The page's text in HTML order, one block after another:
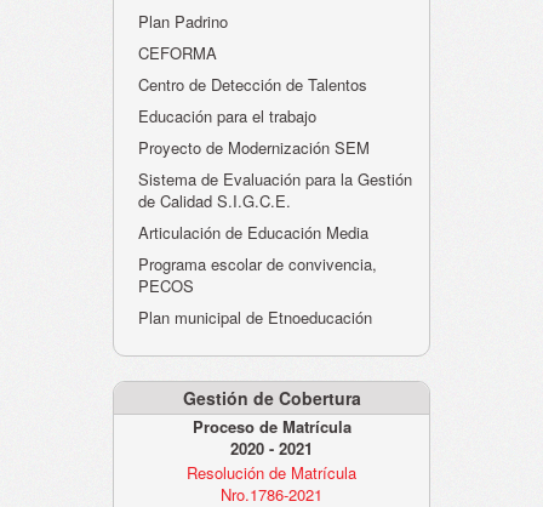
Plan Padrino
CEFORMA
Centro de Detección de Talentos
Educación para el trabajo
Proyecto de Modernización SEM
Sistema de Evaluación para la Gestión
de Calidad S.I.G.C.E.
Articulación de Educación Media
Programa escolar de convivencia,
PECOS
Plan municipal de Etnoeducación
Gestión de Cobertura
Proceso de Matrícula
2020 - 2021
Resolución de Matrícula
Nro.1786-2021